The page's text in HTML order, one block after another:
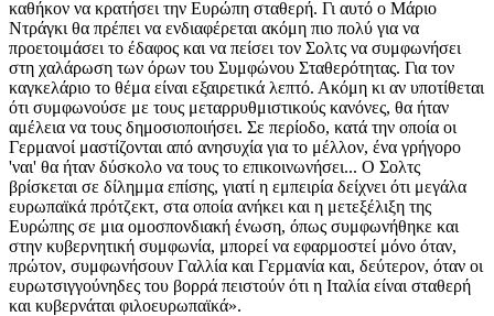
καθήκον να κρατήσει την Ευρώπη σταθερή. Γι αυτό ο Μάριο
Ντράγκι θα πρέπει να ενδιαφέρεται ακόμη πιο πολύ για να
προετοιμάσει το έδαφος και να πείσει τον Σολτς να συμφωνήσει
στη χαλάρωση των όρων του Συμφώνου Σταθερότητας. Για τον
καγκελάριο το θέμα είναι εξαιρετικά λεπτό. Ακόμη κι αν υποτίθεται
ότι συμφωνούσε με τους μεταρρυθμιστικούς κανόνες, θα ήταν
αμέλεια να τους δημοσιοποιήσει. Σε περίοδο, κατά την οποία οι
Γερμανοί μαστίζονται από ανησυχία για το μέλλον, ένα γρήγορο
'ναι' θα ήταν δύσκολο να τους το επικοινωνήσει... Ο Σολτς
βρίσκεται σε δίλημμα επίσης, γιατί η εμπειρία δείχνει ότι μεγάλα
ευρωπαϊκά πρότζεκτ, στα οποία ανήκει και η μετεξέλιξη της
Ευρώπης σε μια ομοσπονδιακή ένωση, όπως συμφωνήθηκε και
στην κυβερνητική συμφωνία, μπορεί να εφαρμοστεί μόνο όταν,
πρώτον, συμφωνήσουν Γαλλία και Γερμανία και, δεύτερον, όταν οι
ευρωτσιγγούνηδες του βορρά πειστούν ότι η Ιταλία είναι σταθερή
και κυβερνάται φιλοευρωπαϊκά».